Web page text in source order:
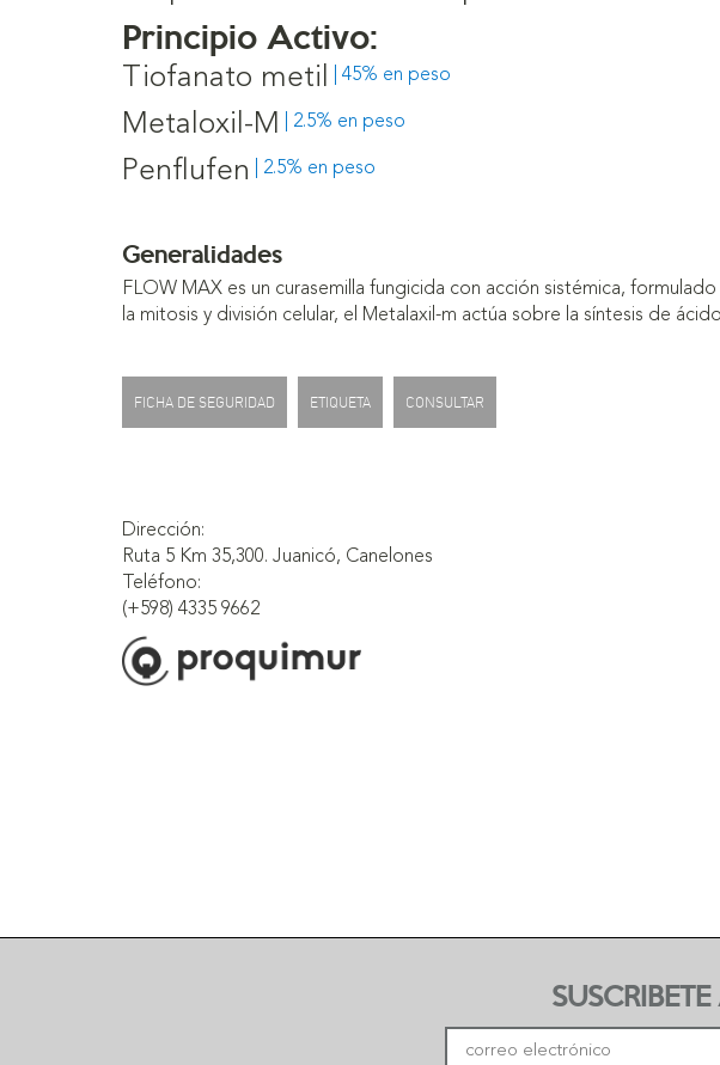
Principio Activo:
Tiofanato metil | 45% en peso
Metaloxil-M | 2.5% en peso
Penflufen | 2.5% en peso
Generalidades
FLOW MAX es un curasemilla fungicida con acción sistémica,
la mitosis y división celular, el Metalaxil-m actúa sobre la síntesis de
FICHA DE SEGURIDAD ETIQUETA CONSULTAR
Dirección:
Ruta 5 Km 35,300. Juanicó, Canelones
Teléfono:
(+598) 4335 9662